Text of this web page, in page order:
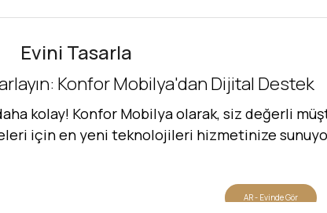
Evini Tasarla
Konfor Mobilya'dan Dijital Destek
kolay! Konfor Mobilya olarak, siz değerli
için en yeni teknolojileri hizmetinize
AR - Evinde Gör